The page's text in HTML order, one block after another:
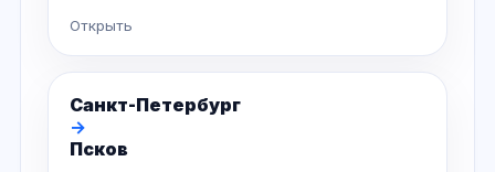
Открыть
Санкт-Петербург
→
Псков